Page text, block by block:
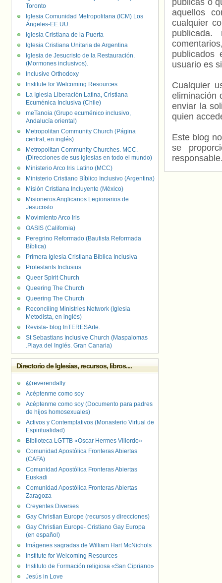
públicas o
aquellos
cualquier
usuario es
Cualquier
eliminación
enviar la
quien
Este blog
se
Toronto
Iglesia Comunidad Metropolitana (ICM) Los
Ángeles-EE.UU.
Iglesia Cristiana de la Puerta
Iglesia Cristiana Unitaria de Argentina
Iglesia de Jesucristo de la Restauración.
(Mormones inclusivos).
Inclusive Orthodoxy
Institute for Welcoming Resources
La Iglesia Liberación Latina, Cristiana
Ecuménica Inclusiva (Chile)
meTanoia (Grupo ecuménico inclusivo,
Andalucía oriental)
Metropolitan Community Church (Página
central, en inglés)
Metropolitan Community Churches. MCC.
(Direcciones de sus iglesias en todo el mundo)
Ministerio Arco Iris Latino (MCC)
Ministerio Cristiano Bíblico Inclusivo (Argentina)
Misión Cristiana Incluyente (México)
Misioneros Anglicanos Legionarios de
Jesucristo
Movimiento Arco Iris
OASIS (California)
Peregrino Reformado (Bautista Reformada
Bíblica)
Primera Iglesia Cristiana Bíblica Inclusiva
Protestants Inclusius
Queer Spirit Church
Queering The Church
Queering The Church
Reconciling Ministries Network (Iglesia
Metodista, en inglés)
Revista- blog InTERESArte.
St Sebastians Inclusive Church (Maspalomas
.Playa del Inglés. Gran Canaria)
Directorio de Iglesias, recursos, libros....
@reverendally
Acéptenme como soy
Acéptenme como soy (Documento para padres
de hijos homosexuales)
Activos y Contemplativos (Monasterio Virtual de
Espiritualidad)
Biblioteca LGTTB «Oscar Hermes Villordo»
Comunidad Apostólica Fronteras Abiertas
(CAFA)
Comunidad Apostólica Fronteras Abiertas
Euskadi
Comunidad Apostólica Fronteras Abiertas
Zaragoza
Creyentes Diverses
Gay Christian Europe (recursos y direcciones)
Gay Christian Europe- Cristiano Gay Europa
(en español)
Imágenes sagradas de William Hart McNichols
Institute for Welcoming Resources
Instituto de Formación religiosa «San Cipriano»
Jesús in Love